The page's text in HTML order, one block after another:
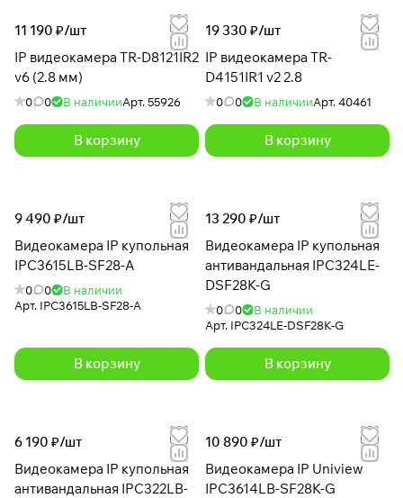
11 190 ₽/шт
IP видеокамера TR-D8121IR2
v6 (2.8 мм)
0 0 В наличииАрт.55926
В корзину
19 330 ₽/шт
IP видеокамера TR-
D4151IR1 v2 2.8
0 0 В наличииАрт.40461
В корзину
9 490 ₽/шт
Видеокамера IP купольная
IPC3615LB-SF28-A
0 0
В наличии
Арт. IPC3615LB-SF28-A
В корзину
13 290 ₽/шт
Видеокамера IP купольная
антивандальная IPC324LE-
DSF28K-G
0 0
В наличии
Арт. IPC324LE-DSF28K-G
В корзину
6 190 ₽/шт
Видеокамера IP купольная
антивандальная IPC322LB-
10 890 ₽/шт
Видеокамера IP Uniview
IPC3614LB-SF28K-G